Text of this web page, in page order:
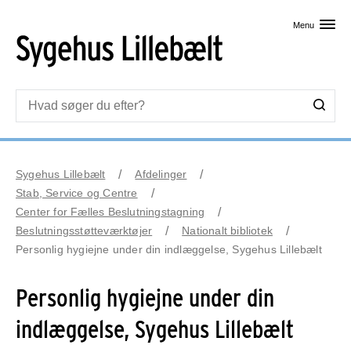
Menu
Sygehus Lillebælt
Afdelinger
Stab, Service og Centre
Center for Fælles Beslutningstagning
Beslutningsstøtteværktøjer
Nationalt bibliotek
Personlig hygiejne under din indlæggelse, Sygehus Lillebælt
Personlig hygiejne under din
indlæggelse, Sygehus Lillebælt